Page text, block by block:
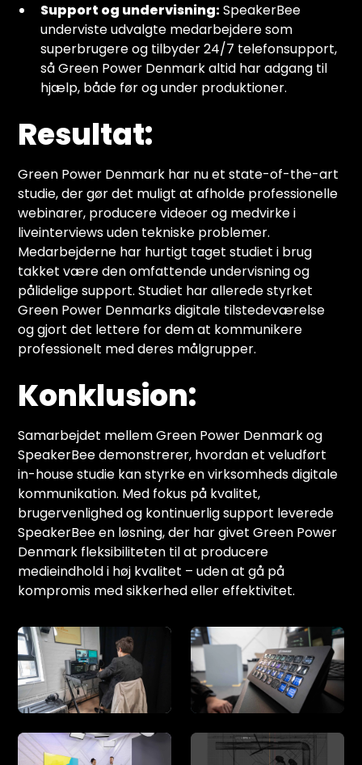
Support og undervisning:SpeakerBee
underviste udvalgte medarbejdere som
superbrugere og tilbyder 24/7 telefonsupport,
så Green Power Denmark altid har adgang til
hjælp, både før og under produktioner.
Resultat:
Green Power Denmark har nu et state-of-the-art
studie, der gør det muligt at afholde professionelle
webinarer, producere videoer og medvirke i
liveinterviews uden tekniske problemer.
Medarbejderne har hurtigt taget studiet i brug
takket være den omfattende undervisning og
pålidelige support. Studiet har allerede styrket
Green Power Denmarks digitale tilstedeværelse
og gjort det lettere for dem at kommunikere
professionelt med deres målgrupper.
Konklusion:
Samarbejdet mellem Green Power Denmark og
SpeakerBee demonstrerer, hvordan et veludført
in-house studie kan styrke en virksomheds digitale
kommunikation. Med fokus på kvalitet,
brugervenlighed og kontinuerlig support leverede
SpeakerBee en løsning, der har givet Green Power
Denmark fleksibiliteten til at producere
medieindhold i høj kvalitet – uden at gå på
kompromis med sikkerhed eller effektivitet.